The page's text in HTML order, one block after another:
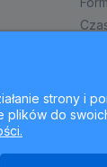
strony i
do